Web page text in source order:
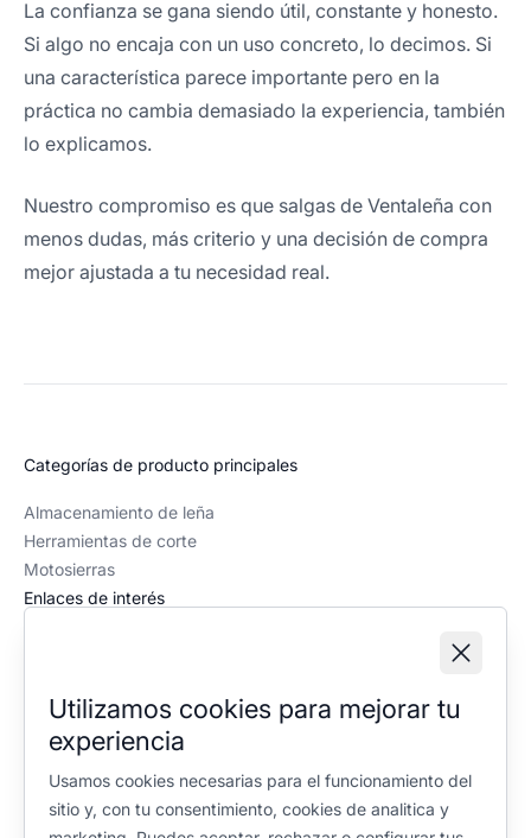
La confianza se gana siendo útil, constante y honesto.
Si algo no encaja con un uso concreto, lo decimos. Si
una característica parece importante pero en la
práctica no cambia demasiado la experiencia, también
lo explicamos.
Nuestro compromiso es que salgas de Ventaleña con
menos dudas, más criterio y una decisión de compra
mejor ajustada a tu necesidad real.
Utilizamos cookies para mejorar tu
experiencia
Usamos cookies necesarias para el funcionamiento del
sitio y, con tu consentimiento, cookies de analitica y
Categorías de producto principales
Almacenamiento de leña
Herramientas de corte
Motosierras
Enlaces de interés
Quiénes somos
Política editorial
Información legal
Aviso legal